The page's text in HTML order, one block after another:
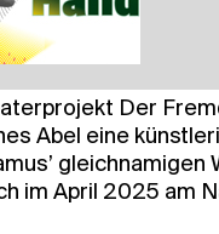
Der
Abel eine
im April 2025 am